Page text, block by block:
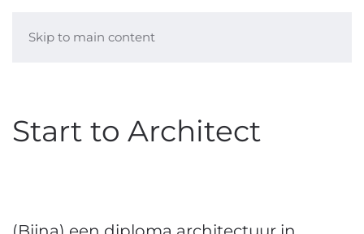
Skip to main content
Start to Architect